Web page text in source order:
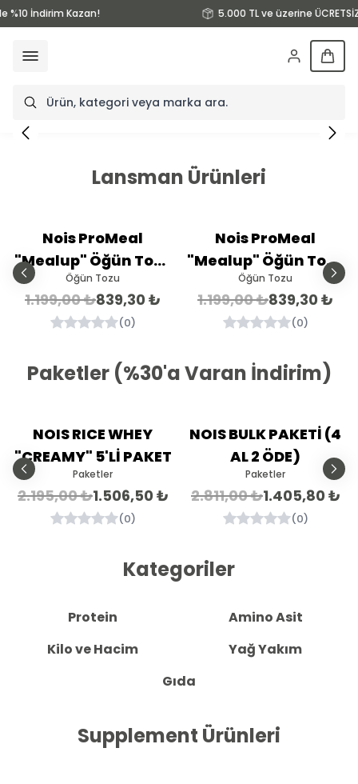
%10 İndirim Kazan! 5.000 TL ve üzerine
Lansman Ürünleri
30
İndirim
Nois ProMeal
"Mealup" Öğün Tozu
720G
Öğün Tozu
1.199,00 ₺839,30 ₺
(0)
30
İndirim
Nois ProMeal
"Mealup" Öğün Tozu
720G
Öğün Tozu
1.199,00 ₺839,30 ₺
(0)
Paketler (%30'a Varan İndirim)
%31
İndirim
NOIS RICE WHEY
"CREAMY" 5'Lİ PAKET
Paketler
2.195,00 ₺1.506,50 ₺
(0)
%50
İndirim
NOIS BULK PAKETİ (4
AL 2 ÖDE)
Paketler
2.811,00 ₺1.405,80 ₺
(0)
Kategoriler
Protein
Amino Asit
Kilo ve Hacim
Yağ Yakım
Gıda
Supplement Ürünleri